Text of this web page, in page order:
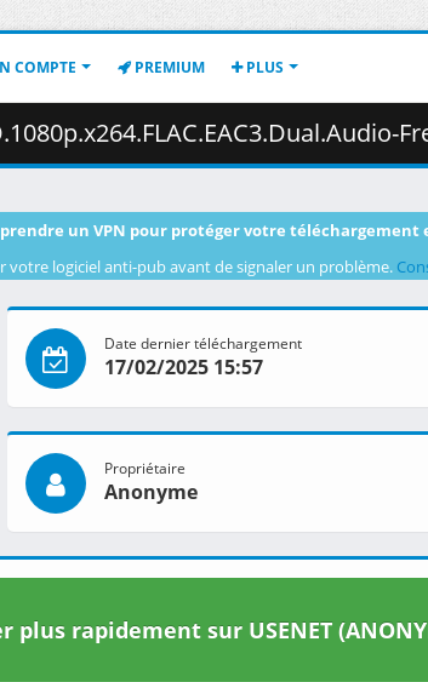
COMPTE PREMIUM PLUS
un VPN pour protéger votre téléchargement
votre logiciel anti-pub avant de signaler un problème.
Date dernier téléchargement
17/02/2025 15:57
Propriétaire
Anonyme
plus rapidement sur USENET